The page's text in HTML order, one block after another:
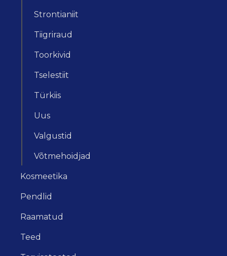
Strontianiit
Tiigriraud
Toorkivid
Tselestiit
Türkiis
Uus
Valgustid
Võtmehoidjad
Kosmeetika
Pendlid
Raamatud
Teed